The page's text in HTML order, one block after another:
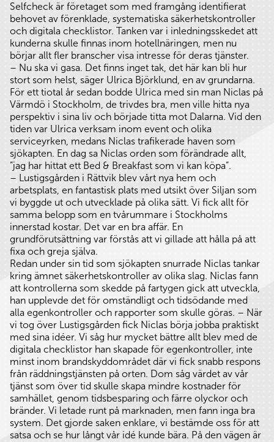
Selfcheck är företaget som med framgång identifierat
behovet av förenklade, systematiska säkerhetskontroller
och digitala checklistor. Tanken var i inledningsskedet att
kunderna skulle finnas inom hotellnäringen, men nu
börjar allt fler branscher visa intresse för deras tjänster.
– Nu ska vi gasa. Det finns inget tak, det här kan bli hur
stort som helst, säger Ulrica Björklund, en av grundarna.
För ett tiotal år sedan bodde Ulrica med sin man Niclas på
Värmdö i Stockholm, de trivdes bra, men ville hitta nya
perspektiv i sina liv och började titta mot Dalarna. Vid den
tiden var Ulrica verksam inom event och olika
serviceyrken, medans Niclas trafikerade haven som
sjökapten. En dag sa Niclas orden som förändrade allt,
”jag har hittat ett Bed & Breakfast som vi kan köpa”.
– Lustigsgården i Rättvik blev vårt nya hem och
arbetsplats, en fantastisk plats med utsikt över Siljan som
vi byggde ut och utvecklade på olika sätt. Vi fick allt för
samma belopp som en tvårummare i Stockholms
innerstad kostar. Det var en bra affär. En
grundförutsättning var förstås att vi gillade att hålla på att
fixa och greja själva.
Redan under sin tid som sjökapten snurrade Niclas tankar
kring ämnet säkerhetskontroller av olika slag. Niclas fann
att kontrollerna som skedde på fartygen gick att utveckla,
han upplevde det för omständligt och tidsödande med
alla egenkontroller och rapporter som skulle göras. – När
vi tog över Lustigsgården fick Niclas börja jobba praktiskt
med sina idéer. Vi såg hur mycket bättre allt blev med de
digitala checklistor han skapade för egenkontroller, inte
minst inom brandskyddområdet där vi fick snabb respons
från räddningstjänsten på orten. Dom såg värdet av vår
tjänst som över tid skulle skapa mindre kostnader för
samhället, genom tidsbesparing och färre olyckor och
bränder. Vi letade runt på marknaden, men fann inga bra
system. Det gjorde saken enklare, vi bestämde oss för att
satsa och se hur långt vår idé kunde bära. På den vägen är